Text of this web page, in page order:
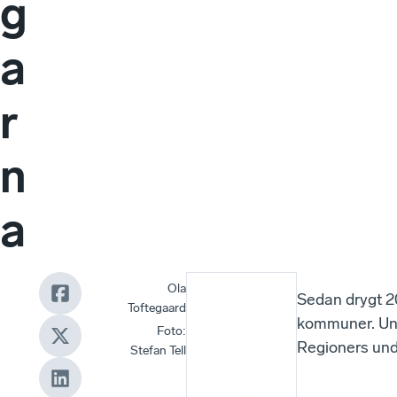
g
a
r
n
a
Ola
Toftegaard
Foto:
Stefan Tell
Sedan drygt
kommuner.
Regioners